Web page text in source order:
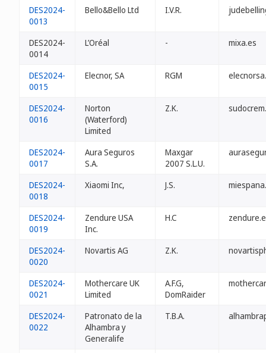
DES2024-
0013
Bello&Bello Ltd I.V.R.
DES2024-
0014
L’Oréal - mixa.es
DES2024-
0015
Elecnor, SA RGM
DES2024-
0016
Norton
(Waterford)
Limited
Z.K.
DES2024-
0017
Aura Seguros
S.A.
Maxgar
2007 S.L.U.
DES2024-
0018
Xiaomi Inc, J.S.
DES2024-
0019
Zendure USA
Inc.
H.C
DES2024-
0020
Novartis AG Z.K.
DES2024-
0021
Mothercare UK
Limited
A.F.G,
DomRaider
DES2024-
0022
Patronato de la
Alhambra y
Generalife
T.B.A.